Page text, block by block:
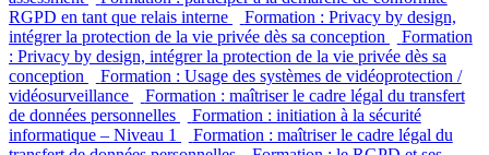
RGPD en tant que relais interne
Formation : Privacy by design,
intégrer la protection de la vie privée dès sa conception
Formation
: Privacy by design, intégrer la protection de la vie privée dès sa
conception
Formation : Usage des systèmes de vidéoprotection /
vidéosurveillance
Formation : maîtriser le cadre légal du transfert
de données personnelles
Formation : initiation à la sécurité
informatique – Niveau 1
Formation : maîtriser le cadre légal du